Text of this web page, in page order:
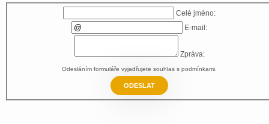
Celé jméno:
E-mail:
Zpráva:
Odesláním formuláře vyjadřujete souhlas s podmínkami
ODESLAT